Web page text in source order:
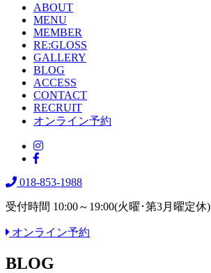
ABOUT
MENU
MEMBER
RE:GLOSS
GALLERY
BLOG
ACCESS
CONTACT
RECRUIT
オンライン予約
018-853-1988
受付時間 10:00～19:00(火曜･第3月曜定休)
オンライン予約
BLOG